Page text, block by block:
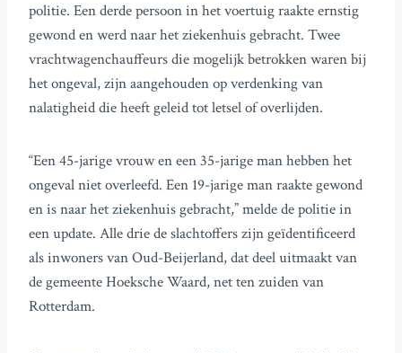
politie. Een derde persoon in het voertuig raakte ernstig
gewond en werd naar het ziekenhuis gebracht. Twee
vrachtwagenchauffeurs die mogelijk betrokken waren bij
het ongeval, zijn aangehouden op verdenking van
nalatigheid die heeft geleid tot letsel of overlijden.
“Een 45-jarige vrouw en een 35-jarige man hebben het
ongeval niet overleefd. Een 19-jarige man raakte gewond
en is naar het ziekenhuis gebracht,” melde de politie in
een update. Alle drie de slachtoffers zijn geïdentificeerd
als inwoners van Oud-Beijerland, dat deel uitmaakt van
de gemeente Hoeksche Waard, net ten zuiden van
Rotterdam.